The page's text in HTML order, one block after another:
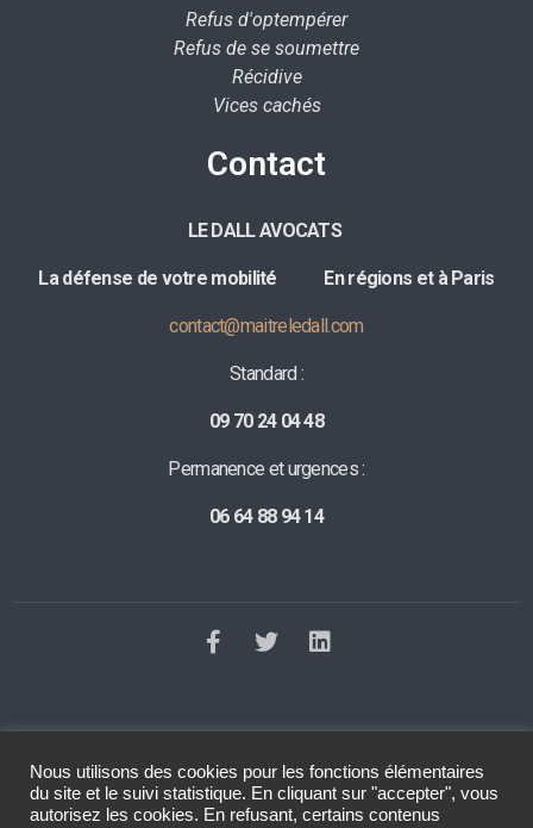
Refus d'optempérer
Refus de se soumettre
Récidive
Vices cachés
Contact
LE DALL AVOCATS
La défense de votre mobilité En régions et à Paris
contact@maitreledall.com
Standard :
09 70 24 04 48
Permanence et urgences :
06 64 88 94 14
©2023 Tous droits réservés Le Dall Avocat . Réalisation
Raphaelle
Baut
Nous utilisons des cookies pour les fonctions élémentaires
du site et le suivi statistique. En cliquant sur "accepter", vous
autorisez les cookies. En refusant, certains contenus